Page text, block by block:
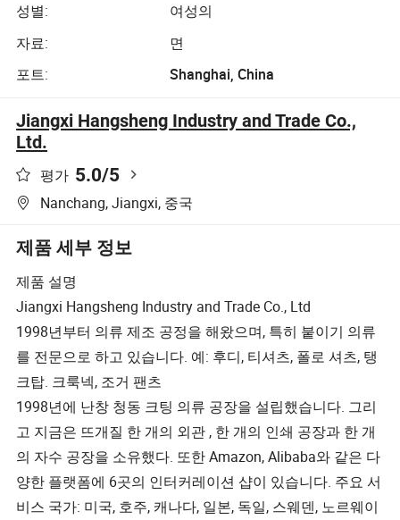
성별:
여성의
자료:
면
포트:
Shanghai, China
Jiangxi Hangsheng Industry and Trade Co.,
Ltd.
평가 5.0/5
Nanchang, Jiangxi, 중국
제품 세부 정보
제품 설명
Jiangxi Hangsheng Industry and Trade Co., Ltd
1998년부터 의류 제조 공정을 해왔으며, 특히 붙이기 의류
를 전문으로 하고 있습니다. 예: 후디, 티셔츠, 폴로 셔츠, 탱
크탑. 크룩넥, 조거 팬츠
1998년에 난창 청동 크팅 의류 공장을 설립했습니다. 그리
고 지금은 뜨개질 한 개의 외관 , 한 개의 인쇄 공장과 한 개
의 자수 공장을 소유했다. 또한 Amazon, Alibaba와 같은 다
양한 플랫폼에 6곳의 인터커레이션 샵이 있습니다. 주요 서
비스 국가: 미국, 호주, 캐나다, 일본, 독일, 스웨덴, 노르웨이